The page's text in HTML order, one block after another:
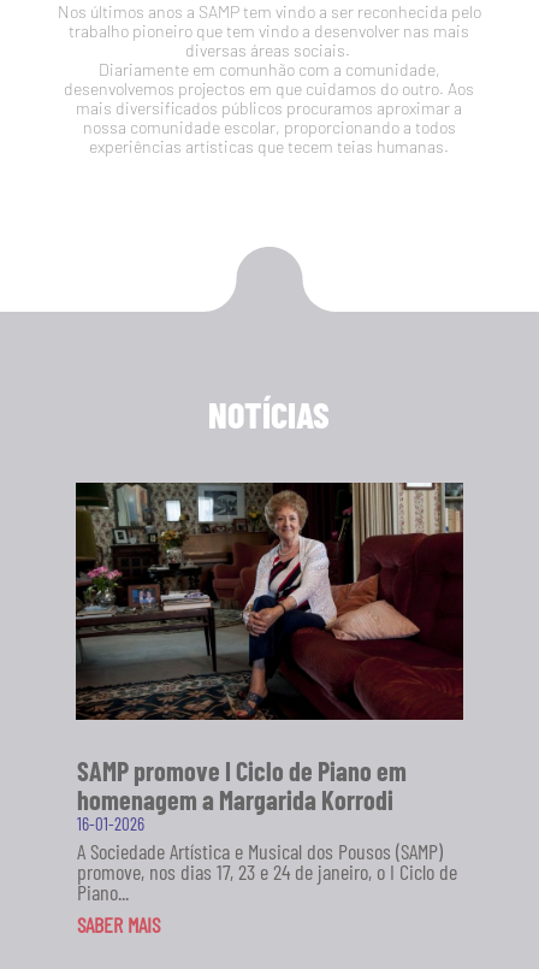
Nos últimos anos a SAMP tem vindo a ser reconhecida pelo
trabalho pioneiro que tem vindo a desenvolver nas mais
diversas áreas sociais.
Diariamente em comunhão com a comunidade,
desenvolvemos projectos em que cuidamos do outro. Aos
mais diversificados públicos procuramos aproximar a
nossa comunidade escolar, proporcionando a todos
experiências artísticas que tecem teias humanas.
NOTÍCIAS
SAMP promove I Ciclo de Piano em
homenagem a Margarida Korrodi
16-01-2026
A Sociedade Artística e Musical dos Pousos (SAMP)
promove, nos dias 17, 23 e 24 de janeiro, o I Ciclo de
Piano...
SABER MAIS